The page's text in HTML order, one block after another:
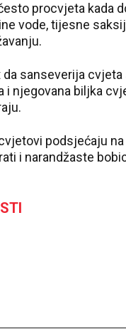
procvjeta kada
vode, tijesne
sanseverija cvjeta
njegovana biljka
podsjećaju
i narandžaste